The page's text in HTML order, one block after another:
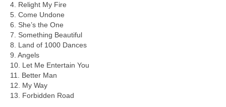
4. Relight My Fire
5. Come Undone
6. She’s the One
7. Something Beautiful
8. Land of 1000 Dances
9. Angels
10. Let Me Entertain You
11. Better Man
12. My Way
13. Forbidden Road